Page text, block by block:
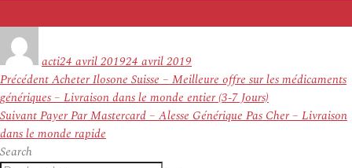
actile
24 avril 201924 avril 2019
Navigation
de
l’article
PrécédentArticle
précédent :
Acheter Ilosone Suisse – Meilleure offre sur les médicaments
génériques – Livraison dans le monde entier (3-7 Jours)
SuivantArticle
suivant :
Payer Par Mastercard – Alesse Générique Pas Cher – Livraison
dans le monde rapide
Search